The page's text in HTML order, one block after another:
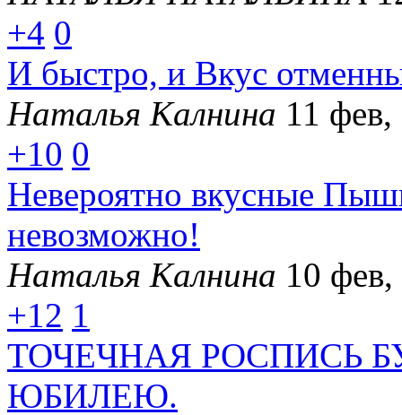
+4 0
И быстро, и Вкус
Наталья Калнина 11
+10 0
Невероятно вкусные
невозможно!
Наталья Калнина 10
+12 1
ТОЧЕЧНАЯ РОСПИСЬ
ЮБИЛЕЮ.